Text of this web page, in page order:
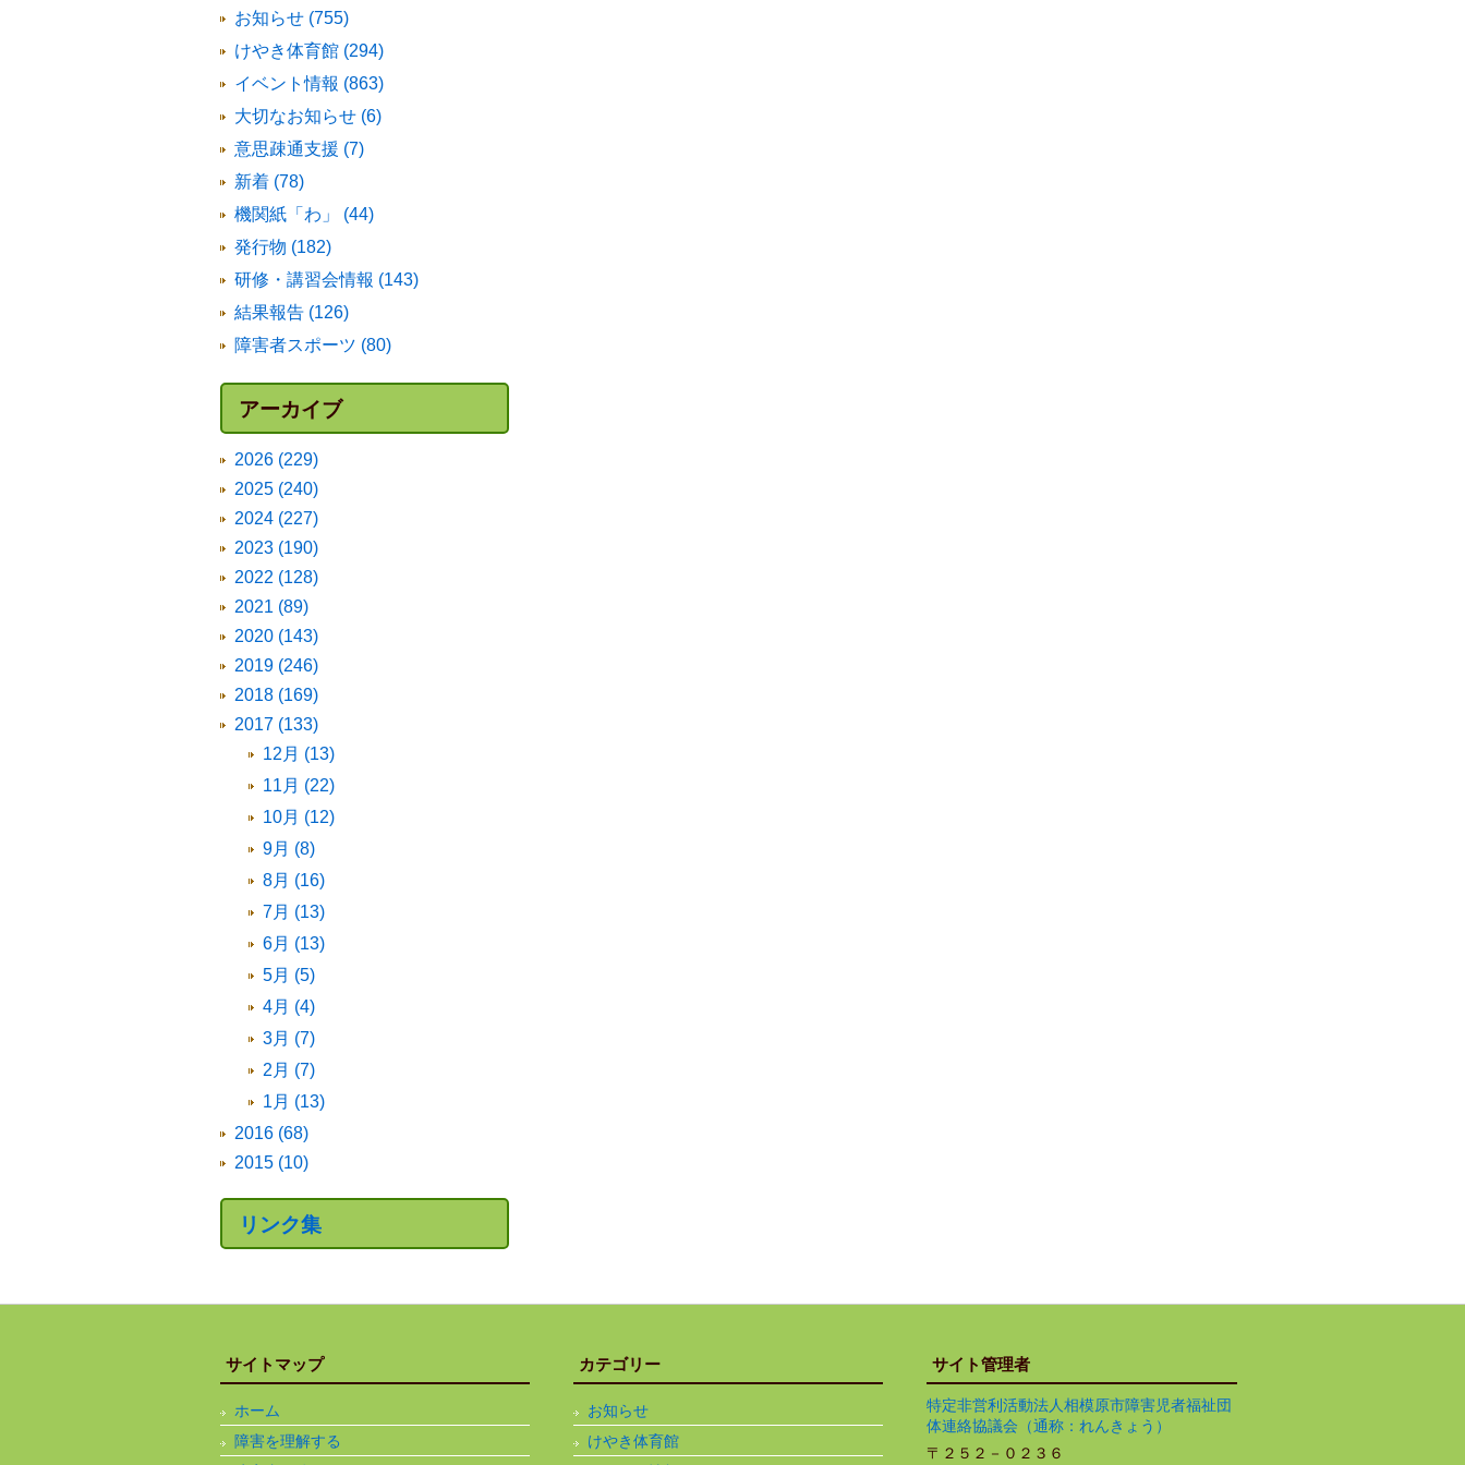
お知らせ (755)
けやき体育館 (294)
イベント情報 (863)
大切なお知らせ (6)
意思疎通支援 (7)
新着 (78)
機関紙「わ」 (44)
発行物 (182)
研修・講習会情報 (143)
結果報告 (126)
障害者スポーツ (80)
アーカイブ
2026 (229)
2025 (240)
2024 (227)
2023 (190)
2022 (128)
2021 (89)
2020 (143)
2019 (246)
2018 (169)
2017 (133)
12月 (13)
11月 (22)
10月 (12)
9月 (8)
8月 (16)
7月 (13)
6月 (13)
5月 (5)
4月 (4)
3月 (7)
2月 (7)
1月 (13)
2016 (68)
2015 (10)
リンク集
サイトマップ
ホーム
障害を理解する
カテゴリー
お知らせ
けやき体育館
サイト管理者
特定非営利活動法人相模原市障害児者福祉団
体連絡協議会（通称：れんきょう）
〒２５２－０２３６